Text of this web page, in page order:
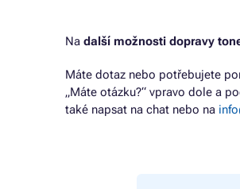
Na další možnosti dopravy
Máte dotaz nebo potřebujete
„Máte otázku?“ vpravo dole a
také napsat na chat nebo na